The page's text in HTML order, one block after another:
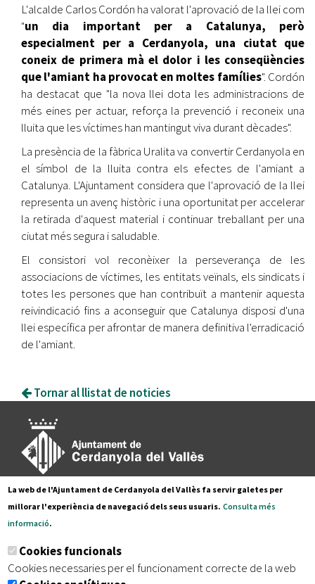
L'alcalde Carlos Cordón ha valorat l'aprovació de la llei com
"un dia important per a Catalunya, però
especialment per a Cerdanyola, una ciutat que
coneix de primera mà el dolor i les conseqüències
que l'amiant ha provocat en moltes famílies". Cordón
ha destacat que "la nova llei dota les administracions de
més eines per actuar, reforça la prevenció i reconeix una
lluita que les víctimes han mantingut viva durant dècades".
La presència de la fàbrica Uralita va convertir Cerdanyola en
el símbol de la lluita contra els efectes de l'amiant a
Catalunya. L'Ajuntament considera que l'aprovació de la llei
representa un avenç històric i una oportunitat per accelerar
la retirada d'aquest material i continuar treballant per una
ciutat més segura i saludable.
El consistori vol reconèixer la perseverança de les
associacions de víctimes, les entitats veïnals, els sindicats i
totes les persones que han contribuït a mantenir aquesta
reivindicació fins a aconseguir que Catalunya disposi d'una
llei específica per afrontar de manera definitiva l'erradicació
de l'amiant.
Tornar al llistat de noticies
Pl. Francesc Layret, s/n
08290 Cerdanyola del Vallès,
Tel. 935 80 88 88
Segueix-nos a:
La web de l'Ajuntament de Cerdanyola del Vallès fa servir galetes per
millorar l'experiència de navegació dels seus usuaris. Consulta més
informació.
Cookies funcionals
Cookies necessaries per el funcionament correcte de la web